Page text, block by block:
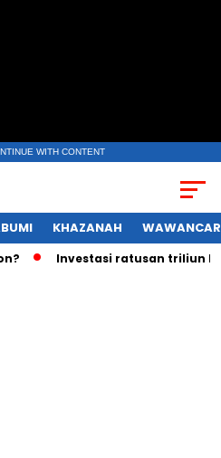
WITH CONTENT
KHAZANAH
Investasi ratusan triliun Rupiah